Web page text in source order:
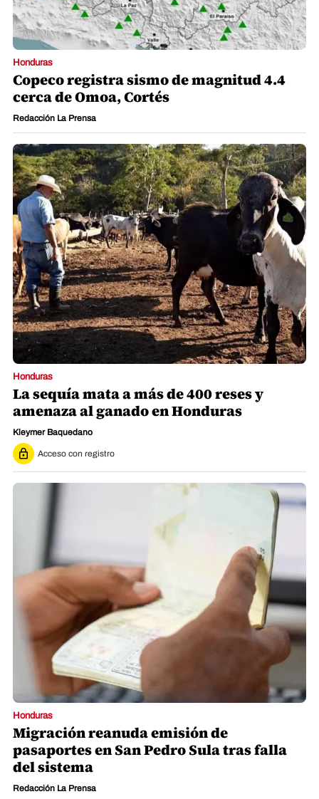
Honduras
Copeco registra sismo de magnitud 4.4
cerca de Omoa, Cortés
Redacción La Prensa
Honduras
La sequía mata a más de 400 reses y
amenaza al ganado en Honduras
Kleymer Baquedano
Acceso con registro
Honduras
Migración reanuda emisión de
pasaportes en San Pedro Sula tras falla
del sistema
Redacción La Prensa